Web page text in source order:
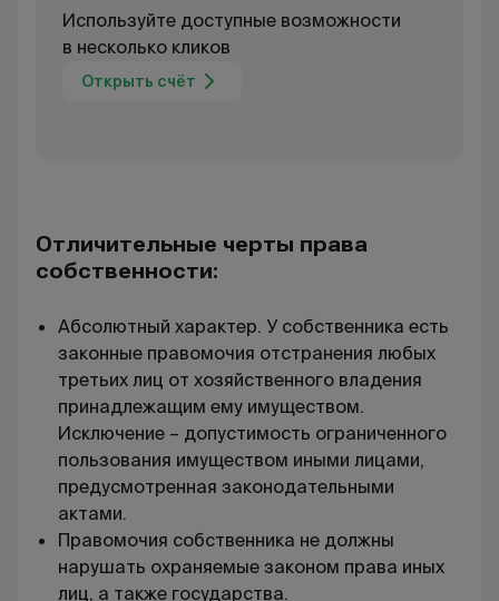
Используйте доступные возможности
в несколько кликов
Открыть счёт
Отличительные черты права
собственности:
Абсолютный характер. У собственника есть
законные правомочия отстранения любых
третьих лиц от хозяйственного владения
принадлежащим ему имуществом.
Исключение – допустимость ограниченного
пользования имуществом иными лицами,
предусмотренная законодательными
актами.
Правомочия собственника не должны
нарушать охраняемые законом права иных
лиц, а также государства.